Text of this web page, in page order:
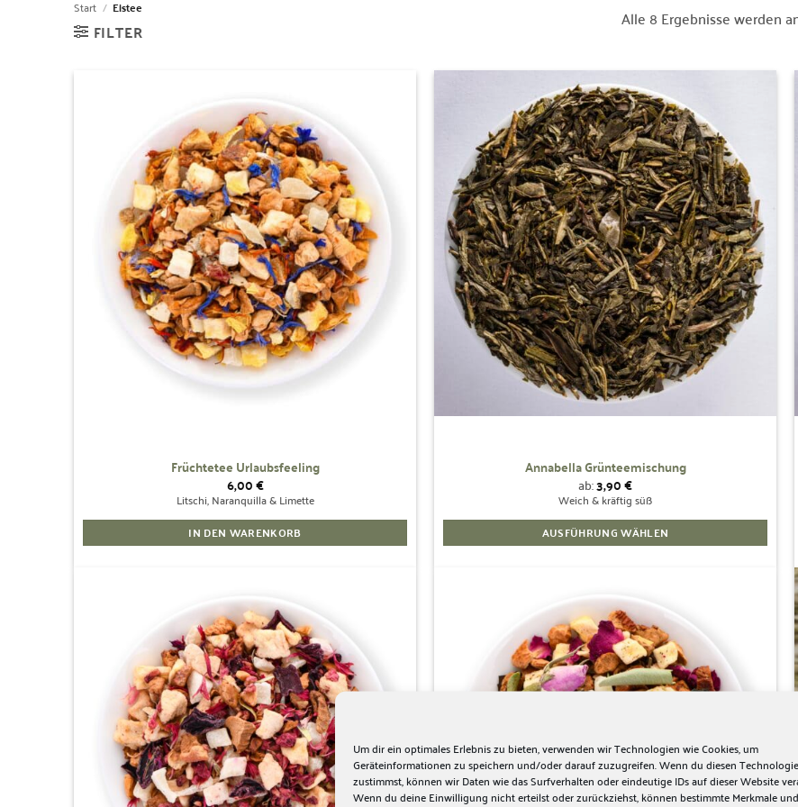
Um dir ein optimales Erlebnis zu bieten, verwenden wir Technologien wie Cookies, um
Geräteinformationen zu speichern und/oder darauf zuzugreifen. Wenn du diesen
zustimmst, können wir Daten wie das Surfverhalten oder eindeutige IDs auf dieser Website
Wenn du deine Einwilligung nicht erteilst oder zurückziehst, können bestimmte Merkmale
Start / Eistee
FILTER
Alle 8 Ergebnisse werden
hinzufügen
Früchtetee Urlaubsfeeling
6,00€
Litschi, Naranquilla & Limette
IN DEN WARENKORB
Wunschliste
hinzufügen
Annabella Grünteemischung
ab:3,90€
Weich & kräftig süß
AUSFÜHRUNG WÄHLEN
weist
mehrere
Varianten
auf.
Die
Optionen
auf
der
Produktseite
hinzufügen